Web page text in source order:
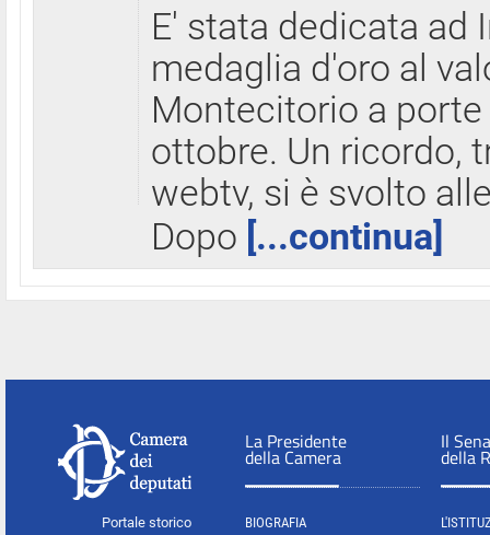
E' stata dedicata ad
medaglia d'oro al
Montecitorio a
ottobre. Un ricordo,
webtv, si è svolto
Dopo [...continua]
Portale storico
La Presidente
della Camera
BIOGRAFIA
Il
della